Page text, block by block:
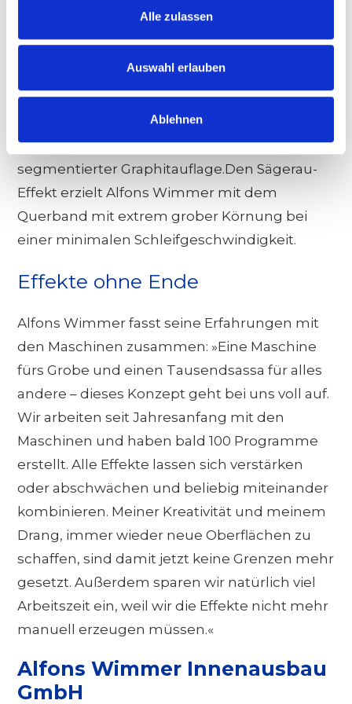
Alle zulassen
Auswahl erlauben
Ablehnen
der den Gliederdruckbalken ansteuert und
einige Regionen der Oberfläche schleift und
andere nicht. Zwischen Gliederdruckbalken
und Schleifband befindet sich eine
Stahlplatte mit speziell für dieses Verfahren
segmentierter Graphitauflage.Den Sägerau-
Effekt erzielt Alfons Wimmer mit dem
Querband mit extrem grober Körnung bei
einer minimalen Schleifgeschwindigkeit.
Effekte ohne Ende
Alfons Wimmer fasst seine Erfahrungen mit
den Maschinen zusammen: »Eine Maschine
fürs Grobe und einen Tausendsassa für alles
andere – dieses Konzept geht bei uns voll auf.
Wir arbeiten seit Jahresanfang mit den
Maschinen und haben bald 100 Programme
erstellt. Alle Effekte lassen sich verstärken
oder abschwächen und beliebig miteinander
kombinieren. Meiner Kreativität und meinem
Drang, immer wieder neue Oberflächen zu
schaffen, sind damit jetzt keine Grenzen mehr
gesetzt. Außerdem sparen wir natürlich viel
Arbeitszeit ein, weil wir die Effekte nicht mehr
manuell erzeugen müssen.«
Alfons Wimmer Innenausbau
GmbH